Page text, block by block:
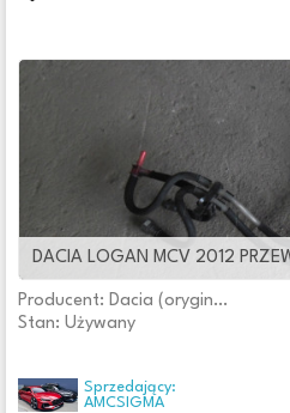
DACIA LOGAN MCV 2012
Producent: Dacia (oryginalne OE)
Stan: Używany
Sprzedający:
AMCSIGMA